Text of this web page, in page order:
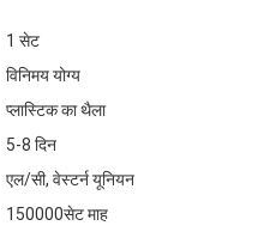
1 सेट
विनिमय योग्य
प्लास्टिक का थैला
5-8 दिन
एल/सी, वेस्टर्न यूनियन
150000सेट माह